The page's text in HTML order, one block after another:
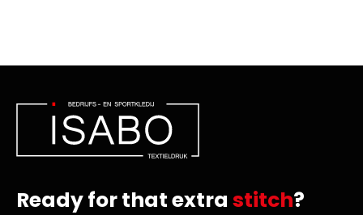
Ready for that extra stitch?